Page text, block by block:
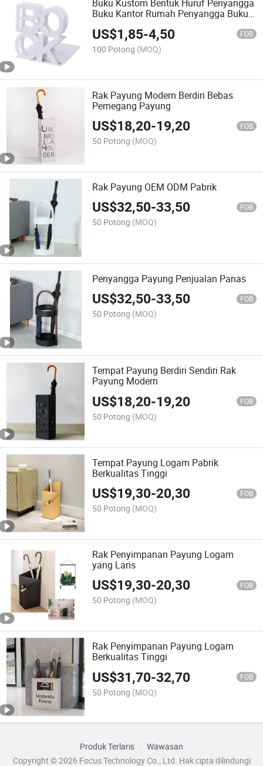
Buku Kustom Bentuk Huruf Penyangga
Buku Kantor Rumah Penyangga Buku
US$1,85-4,50 FOB
100 Potong (MOQ)
Rak Payung Modern Berdiri Bebas
Pemegang Payung
US$18,20-19,20 FOB
50 Potong (MOQ)
Rak Payung OEM ODM Pabrik
US$32,50-33,50 FOB
50 Potong (MOQ)
Penyangga Payung Penjualan Panas
US$32,50-33,50 FOB
50 Potong (MOQ)
Tempat Payung Berdiri Sendiri Rak
Payung Modern
US$18,20-19,20 FOB
50 Potong (MOQ)
Tempat Payung Logam Pabrik
Berkualitas Tinggi
US$19,30-20,30 FOB
50 Potong (MOQ)
Rak Penyimpanan Payung Logam
yang Laris
US$19,30-20,30 FOB
50 Potong (MOQ)
Rak Penyimpanan Payung Logam
Berkualitas Tinggi
US$31,70-32,70 FOB
50 Potong (MOQ)
Produk Terlaris
Wawasan
Copyright © 2026 Focus Technology Co., Ltd. Hak cipta dilindungi